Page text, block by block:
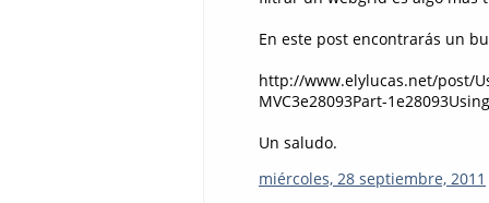
En este post encontrarás un
http://www.elylucas.net/post/
MVC3e28093Part-
Un saludo.
miércoles, 28 septiembre, 2011